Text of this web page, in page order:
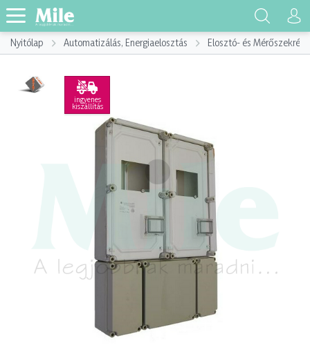
Nyitólap Automatizálás, Energiaelosztás Elosztó- és Mérőszekrény
ingyenes
kiszállítás